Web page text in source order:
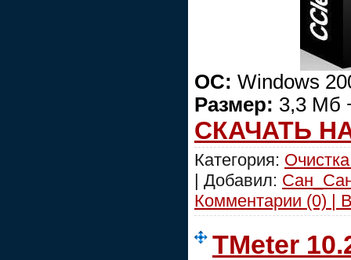
ОС: Windows
Размер: 3,3 Мб
СКАЧАТЬ
Категория:
| Добавил:
Комментарии (0) |
TMeter